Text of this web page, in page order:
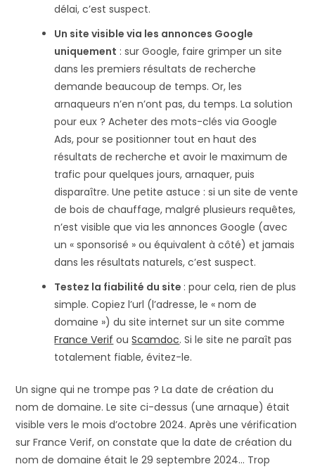
délai, c’est suspect​.
Un site visible via les annonces Google
uniquement : sur Google, faire grimper un site
dans les premiers résultats de recherche
demande beaucoup de temps. Or, les
arnaqueurs n’en n’ont pas, du temps. La solution
pour eux ? Acheter des mots-clés via Google
Ads, pour se positionner tout en haut des
résultats de recherche et avoir le maximum de
trafic pour quelques jours, arnaquer, puis
disparaître. Une petite astuce : si un site de vente
de bois de chauffage, malgré plusieurs requêtes,
n’est visible que via les annonces Google (avec
un « sponsorisé » ou équivalent à côté) et jamais
dans les résultats naturels, c’est suspect.
Testez la fiabilité du site : pour cela, rien de plus
simple. Copiez l’url (l’adresse, le « nom de
domaine ») du site internet sur un site comme
France Verif ouScamdoc. Si le site ne paraît pas
totalement fiable, évitez-le.
Un signe qui ne trompe pas ? La date de création du
nom de domaine. Le site ci-dessus (une arnaque) était
visible vers le mois d’octobre 2024. Après une vérification
sur France Verif, on constate que la date de création du
nom de domaine était le 29 septembre 2024… Trop